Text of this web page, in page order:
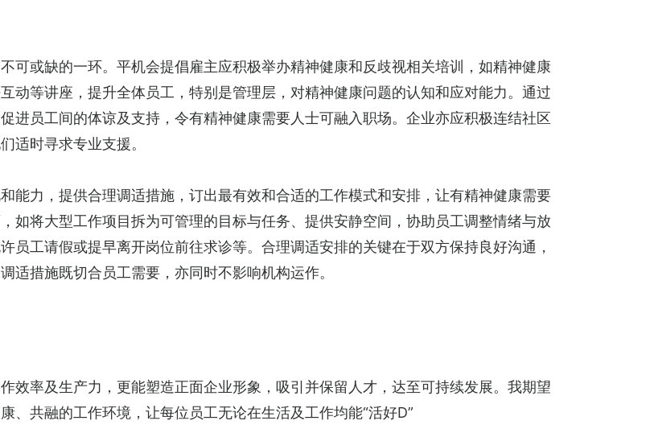
可或缺的一环。平机会提倡雇主应积极举办精神健康和反歧视相关培训，如精神健康
动等讲座，提升全体员工，特别是管理层，对精神健康问题的认知和应对能力。通过
进员工间的体谅及支持，令有精神健康需要人士可融入职场。企业亦应积极连结社区
适时寻求专业支援。
能力，提供合理调适措施，订出最有效和合适的工作模式和安排，让有精神健康需要
如将大型工作项目拆为可管理的目标与任务、提供安静空间，协助员工调整情绪与放
员工请假或提早离开岗位前往求诊等。合理调适安排的关键在于双方保持良好沟通，
适措施既切合员工需要，亦同时不影响机构运作。
效率及生产力，更能塑造正面企业形象，吸引并保留人才，达至可持续发展。我期望
、共融的工作环境，让每位员工无论在生活及工作均能“活好D”